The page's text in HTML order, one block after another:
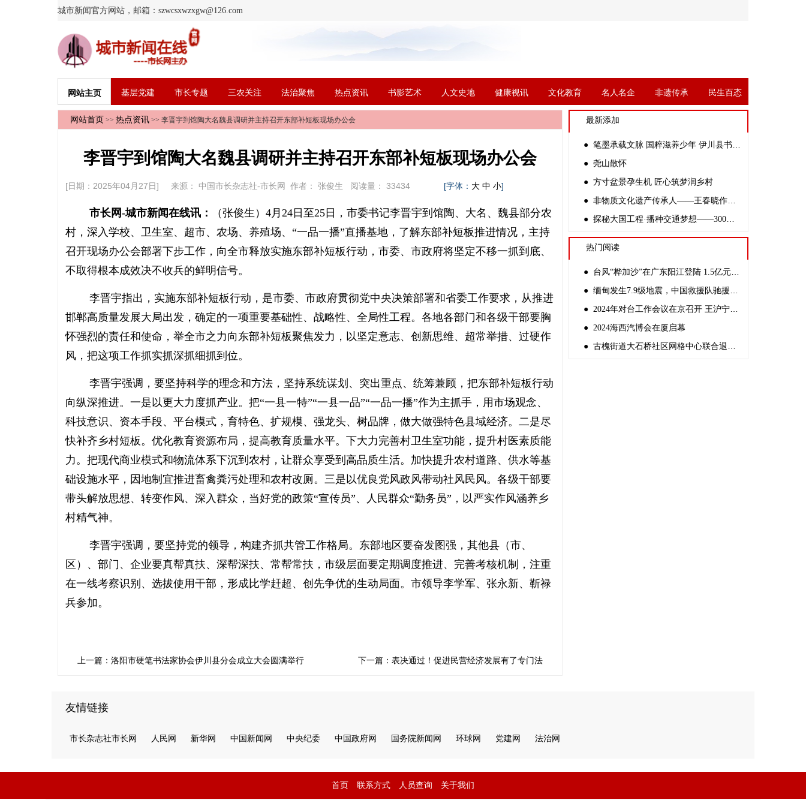
城市新闻官方网站，邮箱：szwcsxwzxgw@126.com
网站主页 基层党建 市长专题 三农关注 法治聚焦 热点资讯 书影艺术 人文史地 健康视讯 文化教育 名人名企 非遗传承 民生百态
网站首页 >> 热点资讯 >> 李晋宇到馆陶大名魏县调研并主持召开东部补短板现场办公会
李晋宇到馆陶大名魏县调研并主持召开东部补短板现场办公会
[日期：2025年04月27日] 来源： 中国市长杂志社-市长网 作者： 张俊生 阅读量： 33434 [字体： 大 中 小]
市长网-城市新闻在线讯： （张俊生） 4月24日至25日，市委书记李晋宇到馆陶、大名、魏县部分农
村，深入学校、卫生室、超市、农场、养殖场、“一品一播”直播基地，了解东部补短板推进情况，主持
召开现场办公会部署下步工作，向全市释放实施东部补短板行动，市委、市政府将坚定不移一抓到底、
不取得根本成效决不收兵的鲜明信号。
李晋宇指出，实施东部补短板行动，是市委、市政府贯彻党中央决策部署和省委工作要求，从推进
邯郸高质量发展大局出发，确定的一项重要基础性、战略性、全局性工程。各地各部门和各级干部要胸
怀强烈的责任和使命，举全市之力向东部补短板聚焦发力，以坚定意志、创新思维、超常举措、过硬作
风，把这项工作抓实抓深抓细抓到位。
李晋宇强调，要坚持科学的理念和方法，坚持系统谋划、突出重点、统筹兼顾，把东部补短板行动
向纵深推进。一是以更大力度抓产业。把“一县一特”“一县一品”“一品一播”作为主抓手，用市场观念、
科技意识、资本手段、平台模式，育特色、扩规模、强龙头、树品牌，做大做强特色县域经济。二是尽
快补齐乡村短板。优化教育资源布局，提高教育质量水平。下大力完善村卫生室功能，提升村医素质能
力。把现代商业模式和物流体系下沉到农村，让群众享受到高品质生活。加快提升农村道路、供水等基
础设施水平，因地制宜推进畜禽粪污处理和农村改厕。三是以优良党风政风带动社风民风。各级干部要
带头解放思想、转变作风、深入群众，当好党的政策“宣传员”、人民群众“勤务员”，以严实作风涵养乡
村精气神。
李晋宇强调，要坚持党的领导，构建齐抓共管工作格局。东部地区要奋发图强，其他县（市、
区）、部门、企业要真帮真扶、深帮深扶、常帮常扶，市级层面要定期调度推进、完善考核机制，注重
在一线考察识别、选拔使用干部，形成比学赶超、创先争优的生动局面。市领导李学军、张永新、靳禄
兵参加。
上一篇：洛阳市硬笔书法家协会伊川县分会成立大会圆满举行 下一篇：表决通过！促进民营经济发展有了专门法
最新添加
● 尧山散怀
● 方寸盆景孕生机 匠心筑梦润乡村
热门阅读
● 2024海西汽博会在厦启幕
友情链接
市长杂志社市长网 人民网 新华网 中国新闻网 中央纪委 中国政府网 国务院新闻网 环球网 党建网 法治网
首页 联系方式 人员查询 关于我们